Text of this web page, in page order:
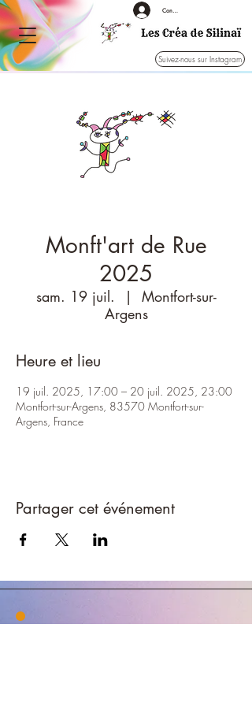
Connexion
Suivez-nous sur Instagram
Monft'art de Rue
2025
sam. 19 juil.
  |
Montfort-sur-
Argens
Heure et lieu
19 juil. 2025, 17:00 – 20 juil. 2025, 23:00
Montfort-sur-Argens, 83570 Montfort-sur-
Argens, France
Partager cet événement